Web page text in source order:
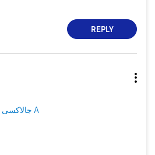
REPLY
جالاكسى A